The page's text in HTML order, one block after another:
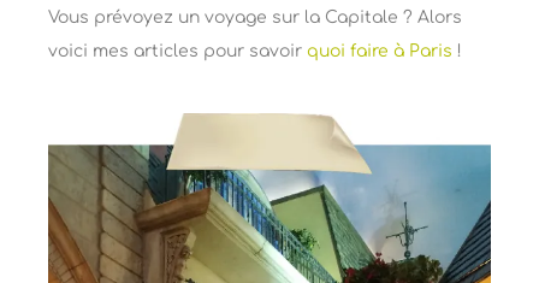
Vous prévoyez un voyage sur la Capitale ? Alors
voici mes articles pour savoir quoi faire à Paris !